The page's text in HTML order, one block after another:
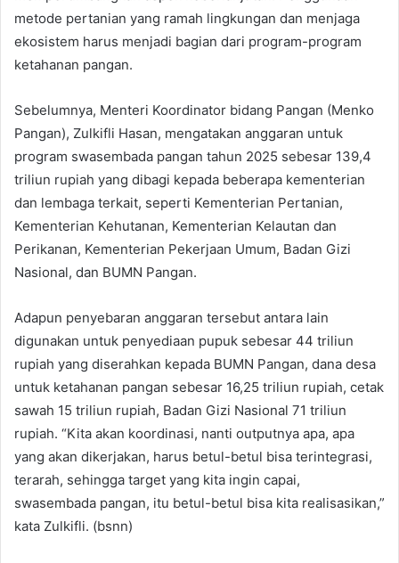
metode pertanian yang ramah lingkungan dan menjaga
ekosistem harus menjadi bagian dari program-program
ketahanan pangan.
Sebelumnya, Menteri Koordinator bidang Pangan (Menko
Pangan), Zulkifli Hasan, mengatakan anggaran untuk
program swasembada pangan tahun 2025 sebesar 139,4
triliun rupiah yang dibagi kepada beberapa kementerian
dan lembaga terkait, seperti Kementerian Pertanian,
Kementerian Kehutanan, Kementerian Kelautan dan
Perikanan, Kementerian Pekerjaan Umum, Badan Gizi
Nasional, dan BUMN Pangan.
Adapun penyebaran anggaran tersebut antara lain
digunakan untuk penyediaan pupuk sebesar 44 triliun
rupiah yang diserahkan kepada BUMN Pangan, dana desa
untuk ketahanan pangan sebesar 16,25 triliun rupiah, cetak
sawah 15 triliun rupiah, Badan Gizi Nasional 71 triliun
rupiah. “Kita akan koordinasi, nanti outputnya apa, apa
yang akan dikerjakan, harus betul-betul bisa terintegrasi,
terarah, sehingga target yang kita ingin capai,
swasembada pangan, itu betul-betul bisa kita realisasikan,”
kata Zulkifli. (bsnn)